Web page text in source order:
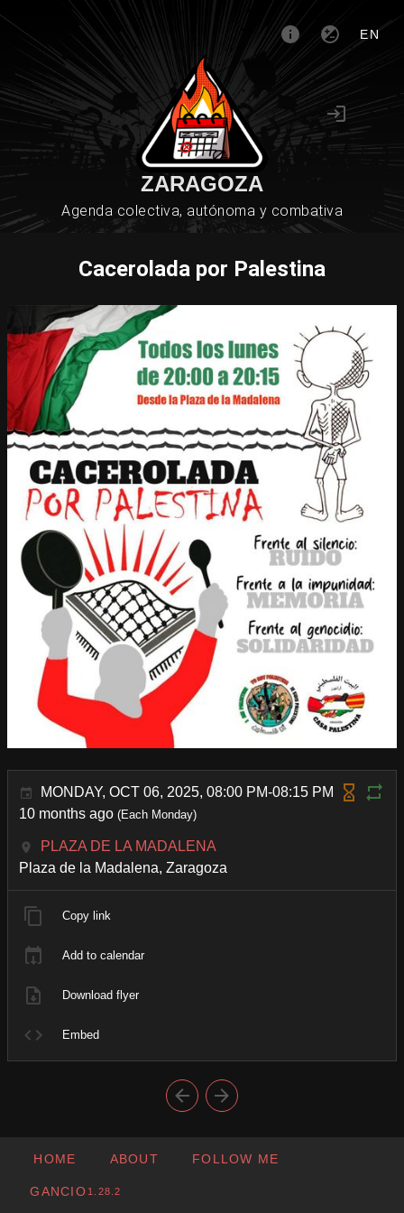
EN
ZARAGOZA
Agenda colectiva, autónoma y combativa
Cacerolada por Palestina
MONDAY, OCT 06, 2025, 08:00 PM-08:15 PM
10 months ago (Each Monday)
PLAZA DE LA MADALENA
Plaza de la Madalena, Zaragoza
Copy link
Add to calendar
Download flyer
Embed
HOME ABOUT FOLLOW ME
GANCIO 1.28.2